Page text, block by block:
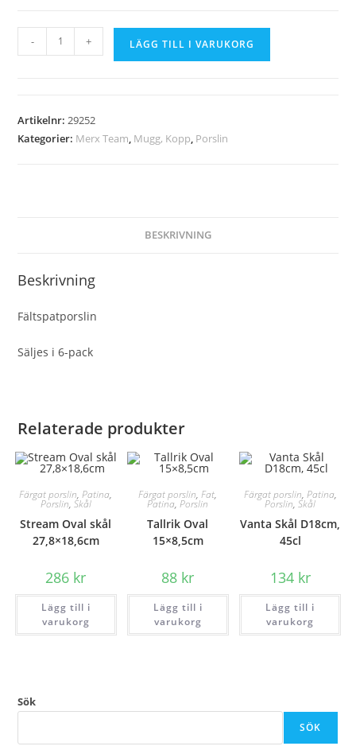
- + LÄGG TILL I VARUKORG
Artikelnr:29252
Kategorier: Merx Team, Mugg, Kopp, Porslin
BESKRIVNING
Beskrivning
Fältspatporslin
Säljes i 6-pack
Relaterade produkter
Färgat porslin,Patina,
Porslin, Skål
Stream Oval skål
27,8×18,6cm
286 kr
Lägg till i
varukorg
Färgat porslin,Fat,
Patina,Porslin
Tallrik Oval
15×8,5cm
88 kr
Lägg till i
varukorg
Färgat porslin, Patina,
Porslin,Skål
Vanta Skål D18cm,
45cl
134 kr
Lägg till i
varukorg
Sök
SÖK